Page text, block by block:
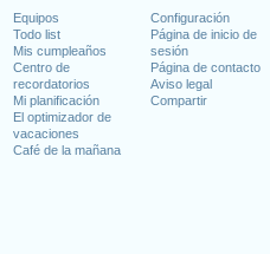
Equipos
Todo list
Mis cumpleaños
Centro de
recordatorios
Mi planificación
El optimizador de
vacaciones
Café de la mañana
Configuración
Página de inicio de
sesión
Página de contacto
Aviso legal
Compartir